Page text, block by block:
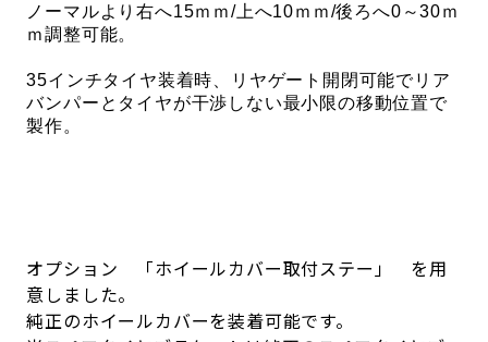
ノーマルより右へ15ｍｍ/上へ10ｍｍ/後ろへ0～30ｍ
ｍ調整可能。
35インチタイヤ装着時、リヤゲート開閉可能でリア
バンパーとタイヤが干渉しない最小限の移動位置で
製作。
オプション 「ホイールカバー取付ステー」 を用
意しました。
純正のホイールカバーを装着可能です。